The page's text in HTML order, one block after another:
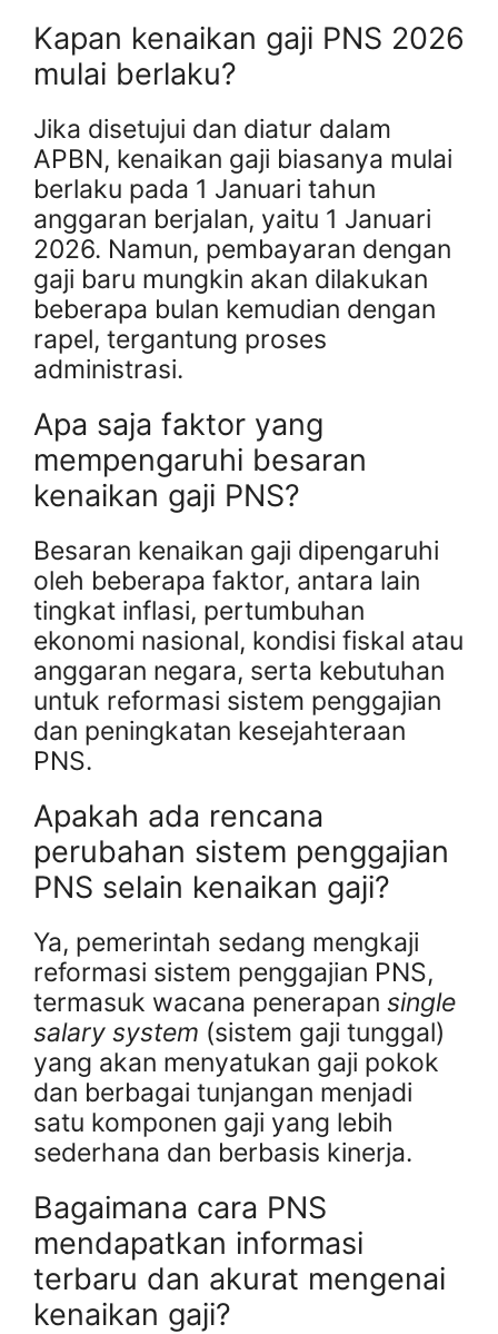
Kapan kenaikan gaji PNS 2026
mulai berlaku?
Jika disetujui dan diatur dalam
APBN, kenaikan gaji biasanya mulai
berlaku pada 1 Januari tahun
anggaran berjalan, yaitu 1 Januari
2026. Namun, pembayaran dengan
gaji baru mungkin akan dilakukan
beberapa bulan kemudian dengan
rapel, tergantung proses
administrasi.
Apa saja faktor yang
mempengaruhi besaran
kenaikan gaji PNS?
Besaran kenaikan gaji dipengaruhi
oleh beberapa faktor, antara lain
tingkat inflasi, pertumbuhan
ekonomi nasional, kondisi fiskal atau
anggaran negara, serta kebutuhan
untuk reformasi sistem penggajian
dan peningkatan kesejahteraan
PNS.
Apakah ada rencana
perubahan sistem penggajian
PNS selain kenaikan gaji?
Ya, pemerintah sedang mengkaji
reformasi sistem penggajian PNS,
termasuk wacana penerapan single
salary system (sistem gaji tunggal)
yang akan menyatukan gaji pokok
dan berbagai tunjangan menjadi
satu komponen gaji yang lebih
sederhana dan berbasis kinerja.
Bagaimana cara PNS
mendapatkan informasi
terbaru dan akurat mengenai
kenaikan gaji?